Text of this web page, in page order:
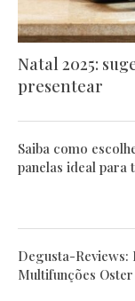
Natal 2025:
presentear
Saiba como
panelas ideal para
Degusta-Reviews:
Multifunções Oster